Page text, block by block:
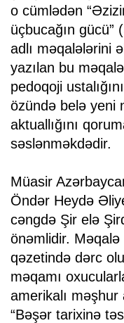
o cümlədən
üçbucağın gücü”
adlı məqalələrini
yazılan bu
pedoqoji
özündə belə yeni
aktuallığını
səslənməkdədir.
Müasir
Öndər Heydə
cəngdə Şir elə
önəmlidir. Məqalə
qəzetində dərc
məqamı
amerikalı
“Bəşər tarixinə